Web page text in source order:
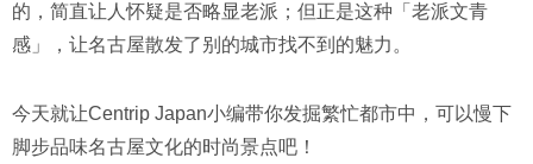
的，简直让人怀疑是否略显老派；但正是这种「老派文青
感」，让名古屋散发了别的城市找不到的魅力。
今天就让Centrip Japan小编带你发掘繁忙都市中，可以慢下
脚步品味名古屋文化的时尚景点吧！